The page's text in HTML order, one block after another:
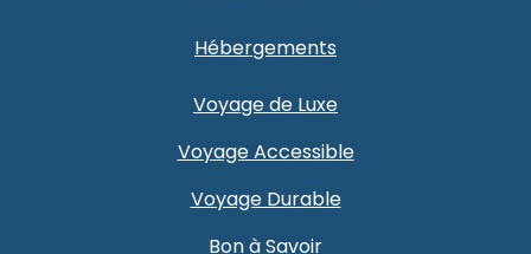
Hébergements
Voyage de Luxe
Voyage Accessible
Voyage Durable
Bon à Savoir